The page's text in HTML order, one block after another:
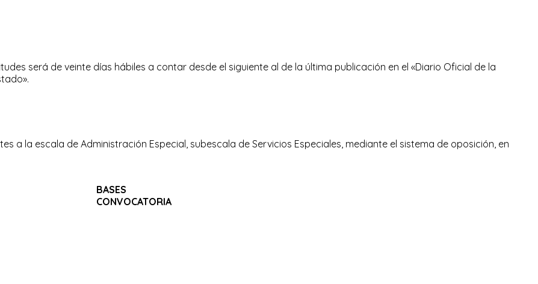
será de veinte días hábiles a contar desde el siguiente al de la última publicación en el «Diario Oficial de la
a la escala de Administración Especial, subescala de Servicios Especiales, mediante el sistema de oposición, en
BASES
CONVOCATORIA